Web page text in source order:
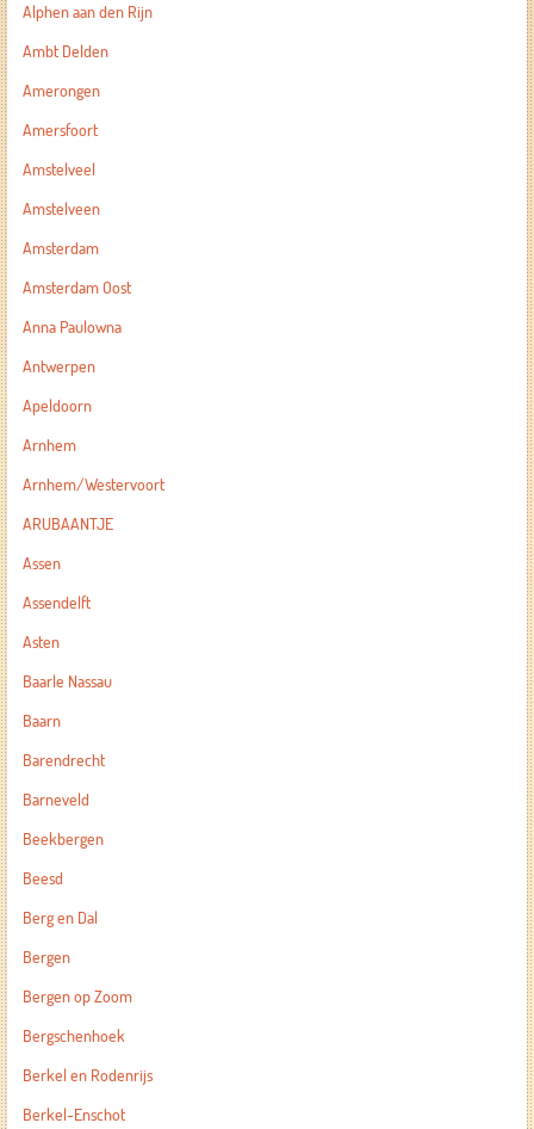
Alphen aan den Rijn
Ambt Delden
Amerongen
Amersfoort
Amstelveel
Amstelveen
Amsterdam
Amsterdam Oost
Anna Paulowna
Antwerpen
Apeldoorn
Arnhem
Arnhem/Westervoort
ARUBAANTJE
Assen
Assendelft
Asten
Baarle Nassau
Baarn
Barendrecht
Barneveld
Beekbergen
Beesd
Berg en Dal
Bergen
Bergen op Zoom
Bergschenhoek
Berkel en Rodenrijs
Berkel-Enschot